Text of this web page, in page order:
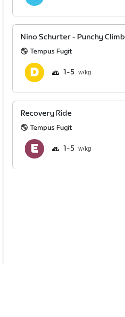
Nino Schurter - Punchy
Tempus Fugit
1 5
Recovery Ride
Tempus Fugit
1 5